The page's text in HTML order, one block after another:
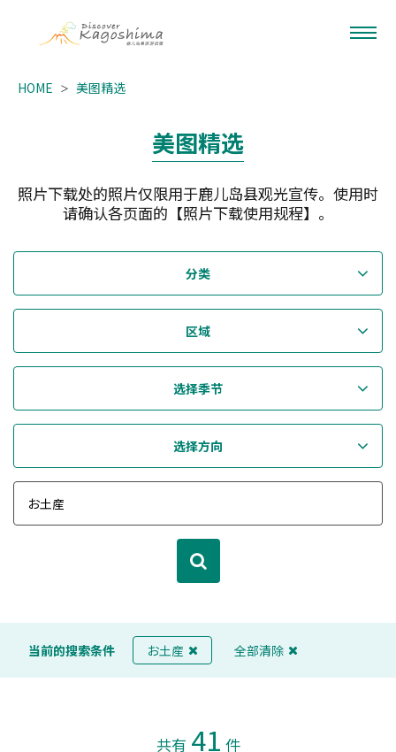
HOME 美图精选
美图精选
照片下载处的照片仅限用于鹿儿岛县观光宣传。使用时
请确认各页面的【照片下载使用规程】。
分类
区域
选择季节
选择方向
当前的搜索条件 お土産 全部清除
共有 41 件